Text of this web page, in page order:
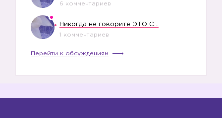
6 комментариев
1 комментариев
Перейти к обсуждениям